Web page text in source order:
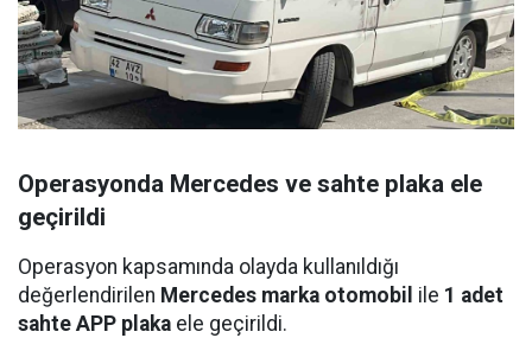
Operasyonda Mercedes ve sahte plaka ele
geçirildi
Operasyon kapsamında olayda kullanıldığı
değerlendirilen Mercedes marka otomobil ile 1 adet
sahte APP plaka ele geçirildi.